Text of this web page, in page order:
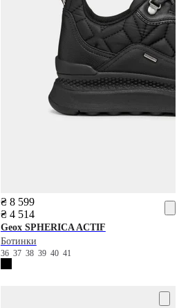
₴ 8 599
₴ 4 514
GeoxSPHERICA ACTIF
Ботинки
36 37 38 39 40 41